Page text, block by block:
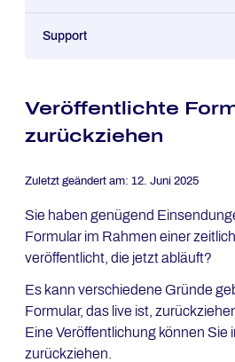
Support
Veröffentlichte
zurückziehen
Zuletzt geändert am: 12. Juni 2025
Sie haben genügend
Formular im Rahmen einer
veröffentlicht, die jetzt abläuft?
Es kann verschiedene Gründe
Formular, das live ist,
Eine Veröffentlichung können Sie
zurückziehen.